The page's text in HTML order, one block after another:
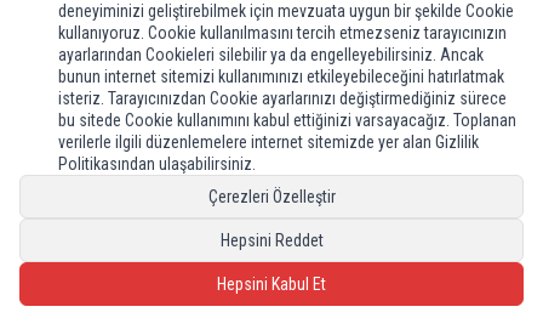
deneyiminizi geliştirebilmek için mevzuata uygun bir şekilde Cookie
kullanıyoruz. Cookie kullanılmasını tercih etmezseniz tarayıcınızın
ayarlarından Cookieleri silebilir ya da engelleyebilirsiniz. Ancak
bunun internet sitemizi kullanımınızı etkileyebileceğini hatırlatmak
isteriz. Tarayıcınızdan Cookie ayarlarınızı değiştirmediğiniz sürece
bu sitede Cookie kullanımını kabul ettiğinizi varsayacağız. Toplanan
verilerle ilgili düzenlemelere internet sitemizde yer alan Gizlilik
Politikasından ulaşabilirsiniz.
Çerezleri Özelleştir
Hepsini Reddet
Hepsini Kabul Et